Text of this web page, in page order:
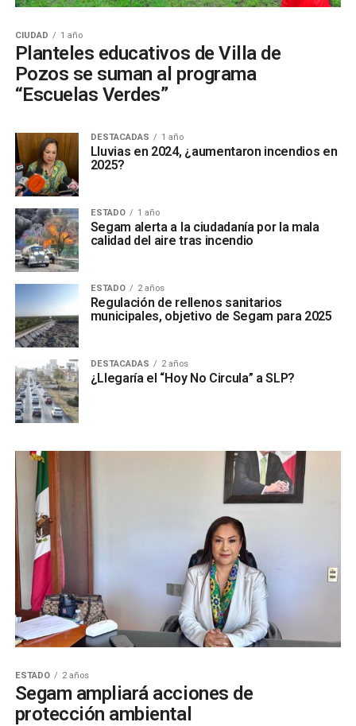
CIUDAD 1 año
Planteles educativos de Villa de
Pozos se suman al programa
“Escuelas Verdes”
DESTACADAS 1 año
Lluvias en 2024, ¿aumentaron incendios en
2025?
ESTADO 1 año
Segam alerta a la ciudadanía por la mala
calidad del aire tras incendio
ESTADO 2 años
Regulación de rellenos sanitarios
municipales, objetivo de Segam para 2025
DESTACADAS 2 años
¿Llegaría el “Hoy No Circula” a SLP?
ESTADO 2 años
Segam ampliará acciones de
protección ambiental